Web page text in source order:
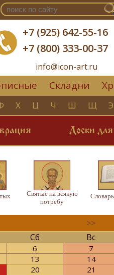
+7 (925) 642-55-16
+7 (800) 333-00-37
info@icon-art.ru
Складни
Х Ц Ч Ш Щ Э
Доски
Святые на всякую
потребу
>>
Сб Вс
6
7
13
14
20
21